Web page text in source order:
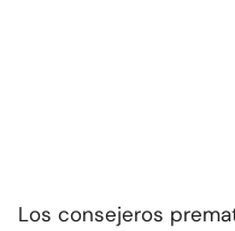
Los consejeros